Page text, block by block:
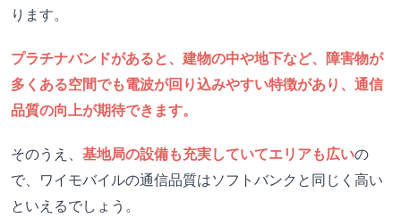
ります。
プラチナバンドがあると、建物の中や地下など、障害物が
多くある空間でも電波が回り込みやすい特徴があり、通信
品質の向上が期待できます。
そのうえ、 基地局の設備も充実していてエリアも広いの
で、ワイモバイルの通信品質はソフトバンクと同じく高い
といえるでしょう。